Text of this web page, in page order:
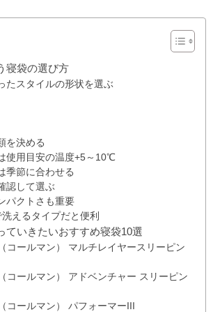
寝袋の選び方
たスタイルの形状を選ぶ
を決める
使用目安の温度+5～10℃
季節に合わせる
認して選ぶ
パクトさも重要
えるタイプだと便利
ていきたいおすすめ寝袋10選
コールマン） マルチレイヤースリーピン
コールマン） アドベンチャー スリーピン
コールマン） パフォーマーIII